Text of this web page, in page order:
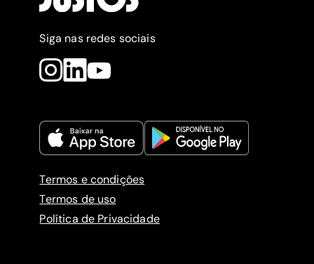
Siga nas redes sociais
Termos e condições
Termos de uso
Política de Privacidade